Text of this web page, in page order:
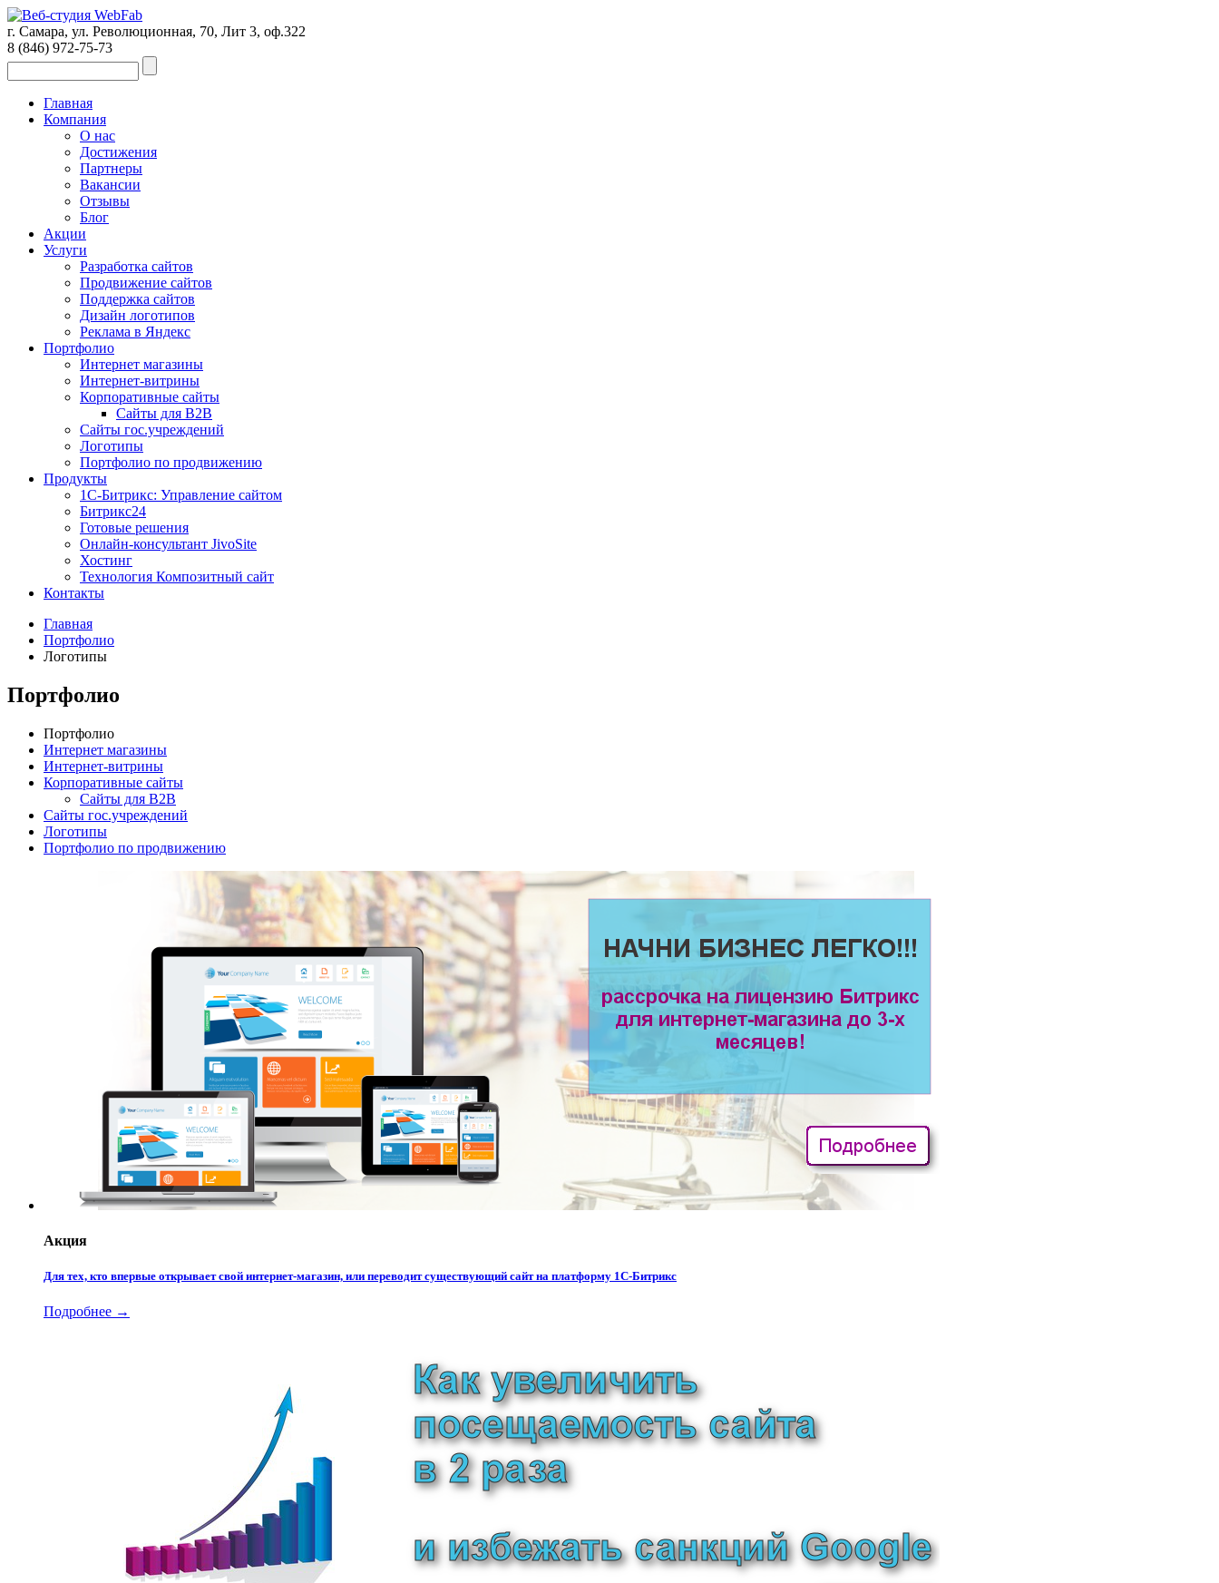
г. Самара, ул. Революционная, 70, Лит 3, оф.322
8 (846) 972-75-73
Главная
Компания
О нас
Достижения
Партнеры
Вакансии
Отзывы
Блог
Акции
Услуги
Разработка сайтов
Продвижение сайтов
Поддержка сайтов
Дизайн логотипов
Реклама в Яндекс
Портфолио
Интернет магазины
Интернет-витрины
Корпоративные сайты
Сайты для B2B
Сайты гос.учреждений
Логотипы
Портфолио по продвижению
Продукты
1С-Битрикс: Управление сайтом
Битрикс24
Готовые решения
Онлайн-консультант JivoSite
Хостинг
Технология Композитный сайт
Контакты
Главная
Портфолио
Логотипы
Портфолио
Портфолио
Интернет магазины
Интернет-витрины
Корпоративные сайты
Сайты для B2B
Сайты гос.учреждений
Логотипы
Портфолио по продвижению
Акция
Для тех, кто впервые открывает свой интернет-магазин, или переводит существующий сайт на платформу 1С-Битрикс
Подробнее →